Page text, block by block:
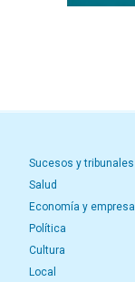
Sucesos y tribunales
Salud
Economía y empresa
Política
Cultura
Local